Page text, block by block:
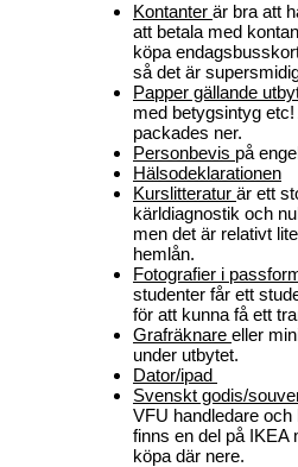
Kontanter är bra att
att betala med
köpa
så det är
Papper gällande
med betygsintyg
packades ner.
Personbevis på
Hälsodeklarationen
Kurslitteratur är ett
kärldiagnostik och
men det är relativt
hemlån.
Fotografier i
studenter får ett
för att kunna få ett
Grafräknare eller
under utbytet.
Dator/ipad
Svenskt godis/
VFU handledare
finns en del på IKEA
köpa där nere.